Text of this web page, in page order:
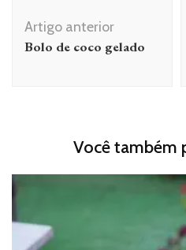
de
post
Artigo anterior
Bolo de coco gelado
Você também